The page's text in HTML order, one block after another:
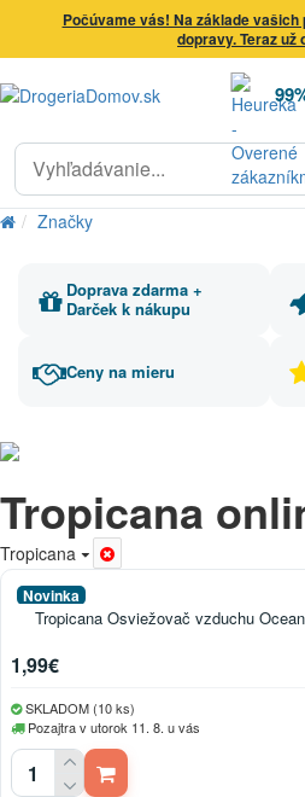
Počúvame vás! Na základe
dopravy. Teraz už
Značky
Doprava zdarma +
Darček k nákupu
Ceny na mieru
Tropicana
Tropicana
Novinka
Tropicana Osviežovač vzduchu
1,99€
SKLADOM (10 ks)
Pozajtra v utorok 11. 8. u vás